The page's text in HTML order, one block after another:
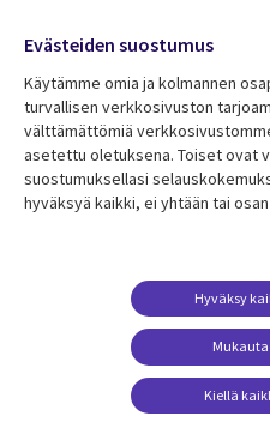
Resurssikeskus
Library
FINLAND
Asiakastarinat
Media
FINLAND
Evästeiden suostumus
Käytämme omia ja kolmannen
turvallisen verkkosivuston
välttämättömiä
asetettu oletuksena. Toiset ovat
suostumuksellasi
hyväksyä kaikki, ei yhtään tai
Hyväksy
Kiellä